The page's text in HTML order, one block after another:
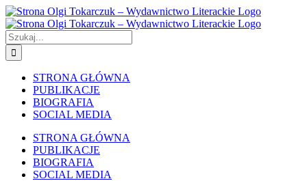
Skip
to
content
Szukaj
STRONA GŁÓWNA
PUBLIKACJE
BIOGRAFIA
SOCIAL MEDIA
STRONA GŁÓWNA
PUBLIKACJE
BIOGRAFIA
SOCIAL MEDIA